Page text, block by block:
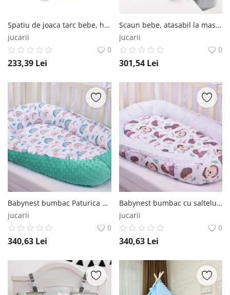
Spatiu de joaca tarc bebe, hexagonal, Empria, Rosu Empria®
jucarii
0
233,39 Lei
Scaun bebe, atasabil la masa, portabil, Empria, Gri Empria®
jucarii
0
301,54 Lei
Babynest bumbac Paturica Fermecata, Curcubeu Paturica Fermecata
jucarii
0
340,63 Lei
Babynest bumbac cu salteluta suplimentara inclusa Paturica Fermecata, Diverse modele Paturica Fermecata
jucarii
0
340,63 Lei